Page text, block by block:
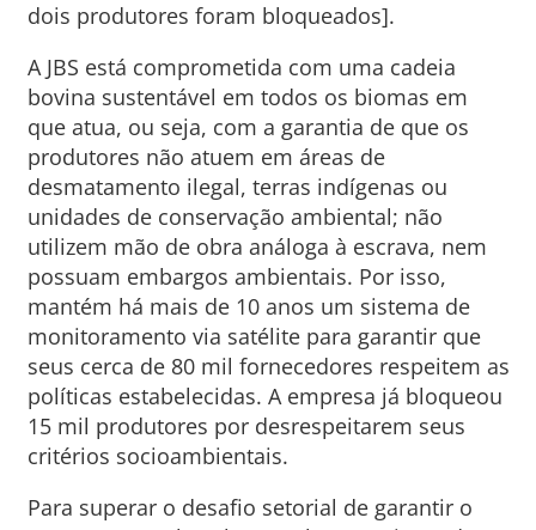
dois produtores foram bloqueados].
A JBS está comprometida com uma cadeia
bovina sustentável em todos os biomas em
que atua, ou seja, com a garantia de que os
produtores não atuem em áreas de
desmatamento ilegal, terras indígenas ou
unidades de conservação ambiental; não
utilizem mão de obra análoga à escrava, nem
possuam embargos ambientais. Por isso,
mantém há mais de 10 anos um sistema de
monitoramento via satélite para garantir que
seus cerca de 80 mil fornecedores respeitem as
políticas estabelecidas. A empresa já bloqueou
15 mil produtores por desrespeitarem seus
critérios socioambientais.
Para superar o desafio setorial de garantir o